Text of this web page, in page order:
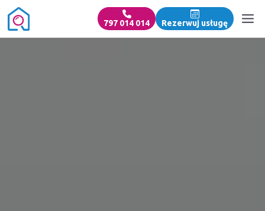
797 014 014 Rezerwuj usługę